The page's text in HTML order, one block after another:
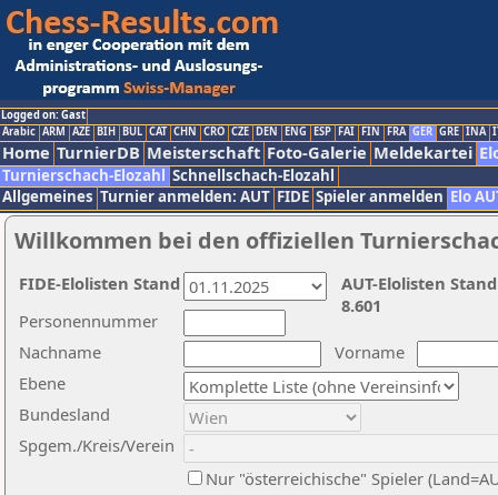
Logged on: Gast
Arabic ARM AZE BIH BUL CAT CHN CRO CZE DEN ENG ESP FAI FIN FRA GER GRE INA
Home TurnierDB Meisterschaft Foto-Galerie Meldekartei
Turnierschach-Elozahl Schnellschach-Elozahl
Allgemeines Turnier anmelden: AUT FIDE Spieler anmelden Elo
Willkommen bei den offiziellen
Nachname
Vorname
Ebene
Personennummer
Bundesland
Spgem./Kreis/Verein
Nur "österreichische" Spieler
AUT-Elolisten
8.601
FIDE-Elolisten Stand